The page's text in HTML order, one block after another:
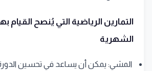
التمارين الرياضية التي يُنصح القيام
الشهرية
المشي: يمكن أن يساعد في تحسين